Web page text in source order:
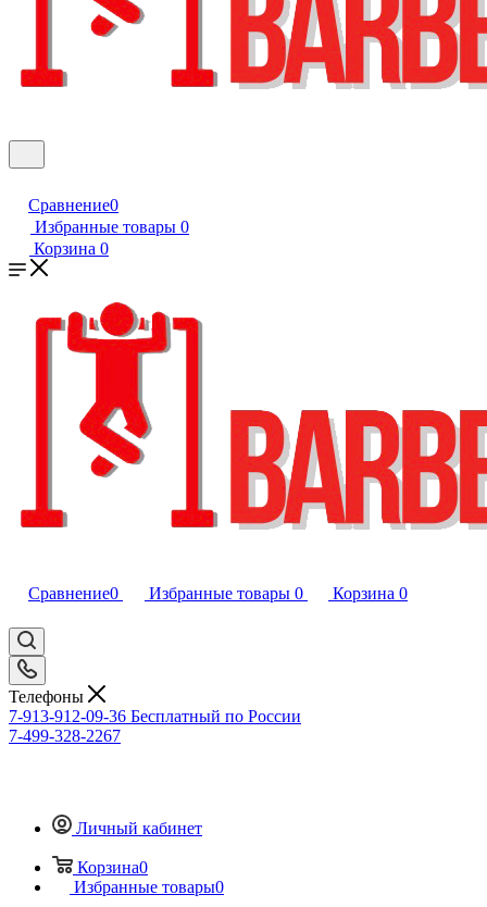
Сравнение0
Избранные товары 0
Корзина 0
Сравнение0 Избранные товары 0 Корзина 0
Телефоны
7-913-912-09-36 Бесплатный по России
7-499-328-2267
Личный кабинет
Корзина0
Избранные товары0